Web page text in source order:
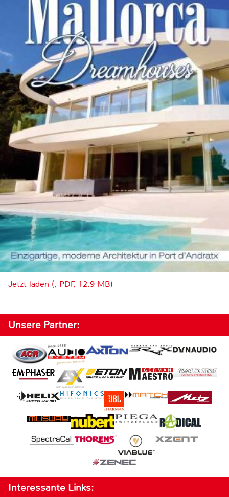
Jetzt laden (, PDF, 12.9 MB)
Unsere Partner:
Interessante Links: